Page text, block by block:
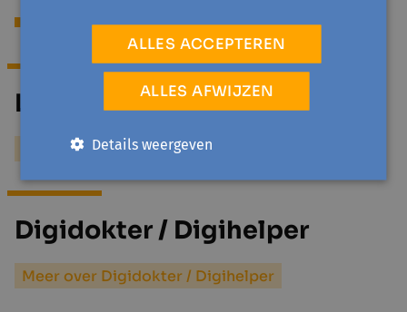
Begeleiding
Lokale Politie Zennevallei
Meer over Lokale Politie Zennevallei
Digidokter / Digihelper
Meer over Digidokter / Digihelper
ALLES ACCEPTEREN
ALLES AFWIJZEN
Details weergeven